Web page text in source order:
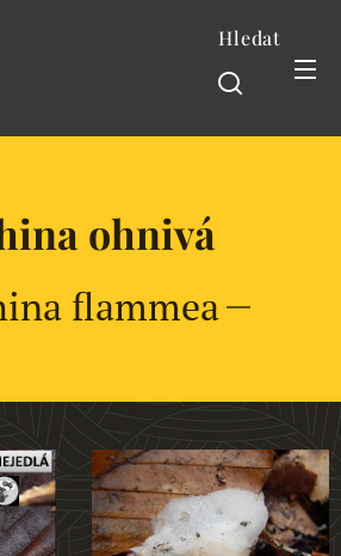
Hledat
ohnivá
flammea